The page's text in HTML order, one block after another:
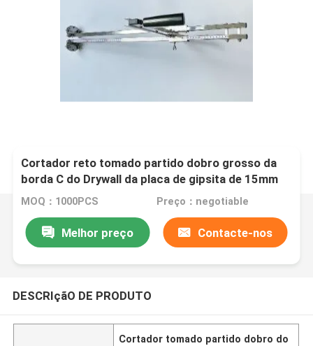
Cortador reto tomado partido dobro grosso da
borda C do Drywall da placa de gipsita de 15mm
MOQ：1000PCS Preço：negotiable
Melhor preço Contacte-nos
DESCRIçãO DE PRODUTO
Cortador tomado partido dobro do